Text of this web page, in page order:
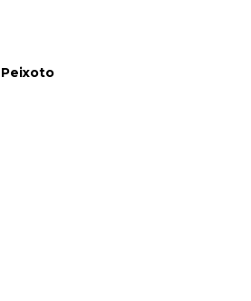
Peixoto